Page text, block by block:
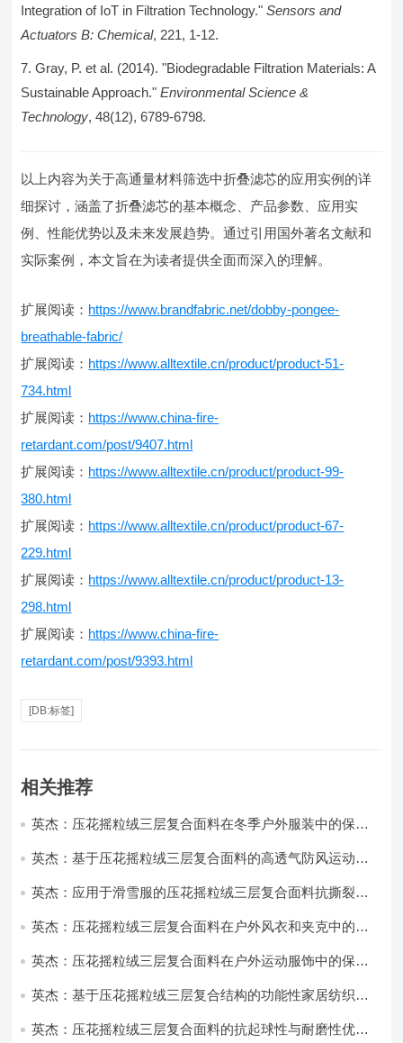
Integration of IoT in Filtration Technology."Sensors and
Actuators B: Chemical, 221, 1-12.
Gray, P. et al. (2014). "Biodegradable Filtration Materials: A
Sustainable Approach."Environmental Science &
Technology, 48(12), 6789-6798.
以上内容为关于高通量材料筛选中折叠滤芯的应用实例的详
细探讨，涵盖了折叠滤芯的基本概念、产品参数、应用实
例、性能优势以及未来发展趋势。通过引用国外著名文献和
实际案例，本文旨在为读者提供全面而深入的理解。
扩展阅读： https://www.brandfabric.net/dobby-pongee-
breathable-fabric/
扩展阅读： https://www.alltextile.cn/product/product-51-
734.html
扩展阅读： https://www.china-fire-
retardant.com/post/9407.html
扩展阅读： https://www.alltextile.cn/product/product-99-
380.html
扩展阅读： https://www.alltextile.cn/product/product-67-
229.html
扩展阅读： https://www.alltextile.cn/product/product-13-
298.html
扩展阅读： https://www.china-fire-
retardant.com/post/9393.html
[DB:标签]
相关推荐
英杰：压花摇粒绒三层复合面料在冬季户外服装中的保暖
英杰：基于压花摇粒绒三层复合面料的高透气防风运动服
英杰：应用于滑雪服的压花摇粒绒三层复合面料抗撕裂与
英杰：压花摇粒绒三层复合面料在户外风衣和夹克中的应
英杰：压花摇粒绒三层复合面料在户外运动服饰中的保暖
英杰：基于压花摇粒绒三层复合结构的功能性家居纺织品
英杰：压花摇粒绒三层复合面料的抗起球性与耐磨性优化